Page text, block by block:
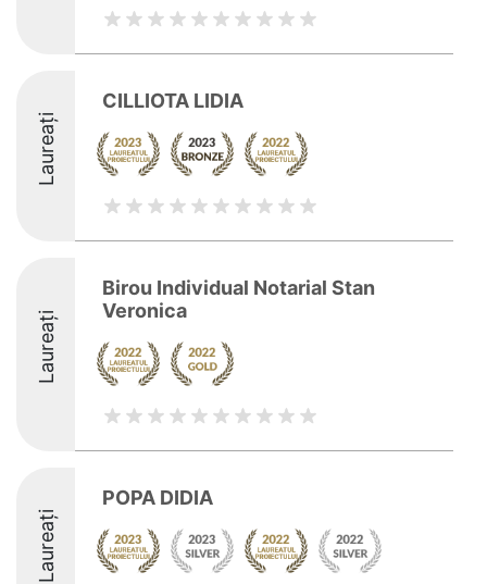
Laureați
CILLIOTA LIDIA
Laureați
Birou Individual Notarial Stan
Veronica
Laureați
POPA DIDIA